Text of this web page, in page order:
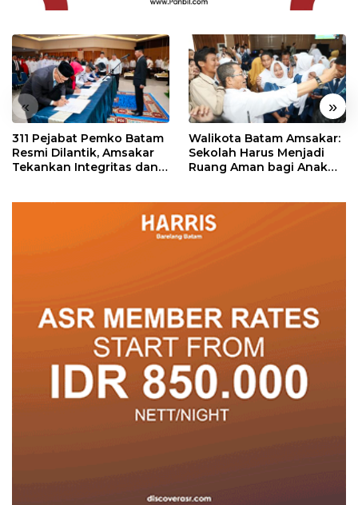
« »
311 Pejabat Pemko Batam
Resmi Dilantik, Amsakar
Tekankan Integritas dan
Walikota Batam Amsakar:
Sekolah Harus Menjadi
Ruang Aman bagi Anak